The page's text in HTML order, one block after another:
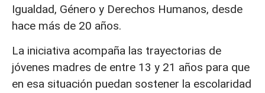
Igualdad, Género y Derechos Humanos, desde
hace más de 20 años.
La iniciativa acompaña las trayectorias de
jóvenes madres de entre 13 y 21 años para que
en esa situación puedan sostener la escolaridad